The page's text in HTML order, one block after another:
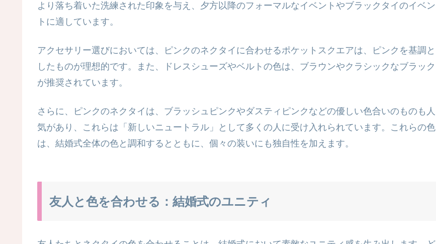
より落ち着いた洗練された印象を与え、夕方以降のフォーマルなイベントやブラックタイのイベン
トに適しています。
アクセサリー選びにおいては、ピンクのネクタイに合わせるポケットスクエアは、ピンクを基調と
したものが理想的です。また、ドレスシューズやベルトの色は、ブラウンやクラシックなブラック
が推奨されています。
さらに、ピンクのネクタイは、ブラッシュピンクやダスティピンクなどの優しい色合いのものも人
気があり、これらは「新しいニュートラル」として多くの人に受け入れられています。これらの色
は、結婚式全体の色と調和するとともに、個々の装いにも独自性を加えます。
友人と色を合わせる：結婚式のユニティ